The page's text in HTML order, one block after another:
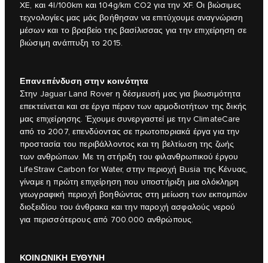
XE, και 4l/100km και 104g/km CO2 για την XF. Οι βιώσιμες
τεχνολογίες μας μάς βοήθησαν να επιτύχουμε αναγνώριση
μέσων και το βραβείο της βασίλισσας για την επιχείρηση σε
βιώσιμη ανάπτυξη το 2015.
Επανεπένδυση στην κοινότητα
Στην Jaguar Land Rover η δέσμευσή μας για βιωσιμότητα
επεκτείνεται και σε έργα πέραν των αρμοδιοτήτων της δικής
μας επιχείρησης. Έχουμε συνεργαστεί με την ClimateCare
από το 2007, επενδύοντας σε πρωτοποριακά έργα για την
προστασία του περιβάλλοντος και τη βελτίωση της ζωής
των ανθρώπων. Με τη στήριξη του φιλανθρωπικού έργου
LifeStraw Carbon for Water, στην περιοχή Busia της Κένυας,
γίναμε η πρώτη επιχείρηση που υποστήριξη μια ολόκληρη
γεωγραφική περιοχή βοηθώντας στη μείωση των εκπομπών
διοξειδίου του άνθρακα και την παροχή ασφαλούς νερού
για περισσότερους από 700.000 ανθρώπους.
ΚΟΙΝΩΝΙΚΗ ΕΥΘΥΝΗ